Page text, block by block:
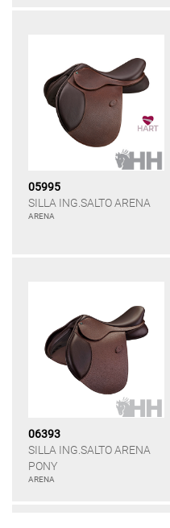
05995
SILLA ING.SALTO ARENA
ARENA
06393
SILLA ING.SALTO ARENA
PONY
ARENA